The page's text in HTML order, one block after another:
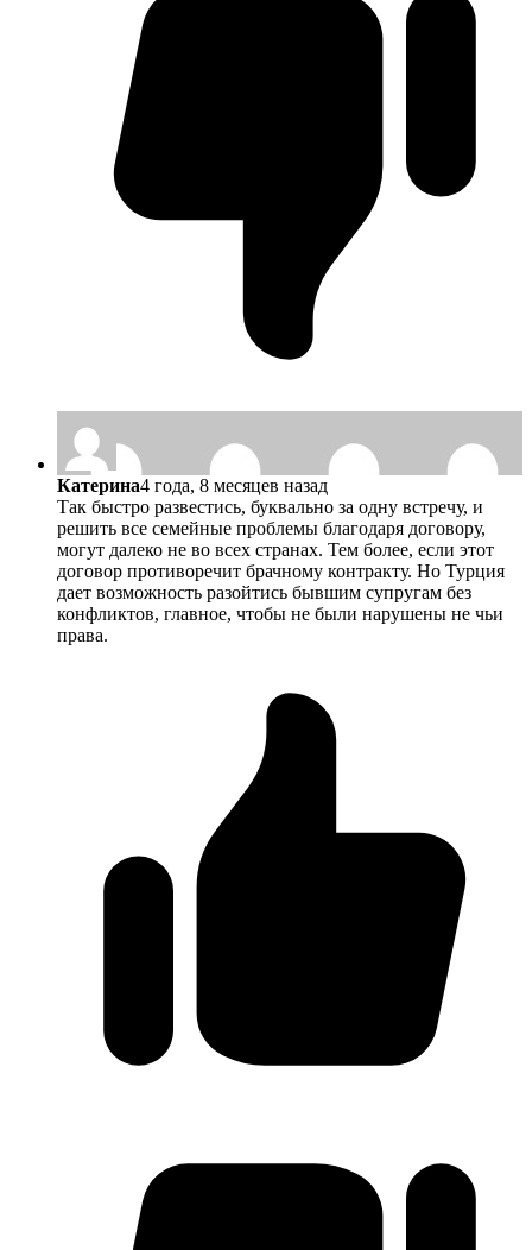
Катерина4 года, 8 месяцев назад
Так быстро развестись, буквально за одну встречу, и
решить все семейные проблемы благодаря договору,
могут далеко не во всех странах. Тем более, если этот
договор противоречит брачному контракту. Но Турция
дает возможность разойтись бывшим супругам без
конфликтов, главное, чтобы не были нарушены не чьи
права.